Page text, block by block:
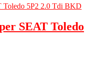
SEAT Toledo